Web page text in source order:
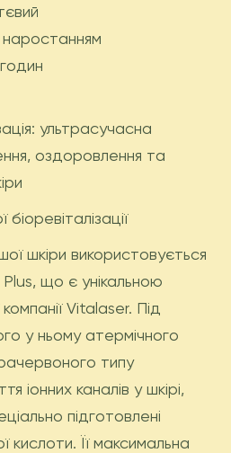
наростанням
ультрасучасна
оздоровлення та
шкіри використовується
що є унікальною
Vitalaser. Під
у ньому атермічного
типу
іонних каналів у шкірі,
підготовлені
кислоти. Її максимальна